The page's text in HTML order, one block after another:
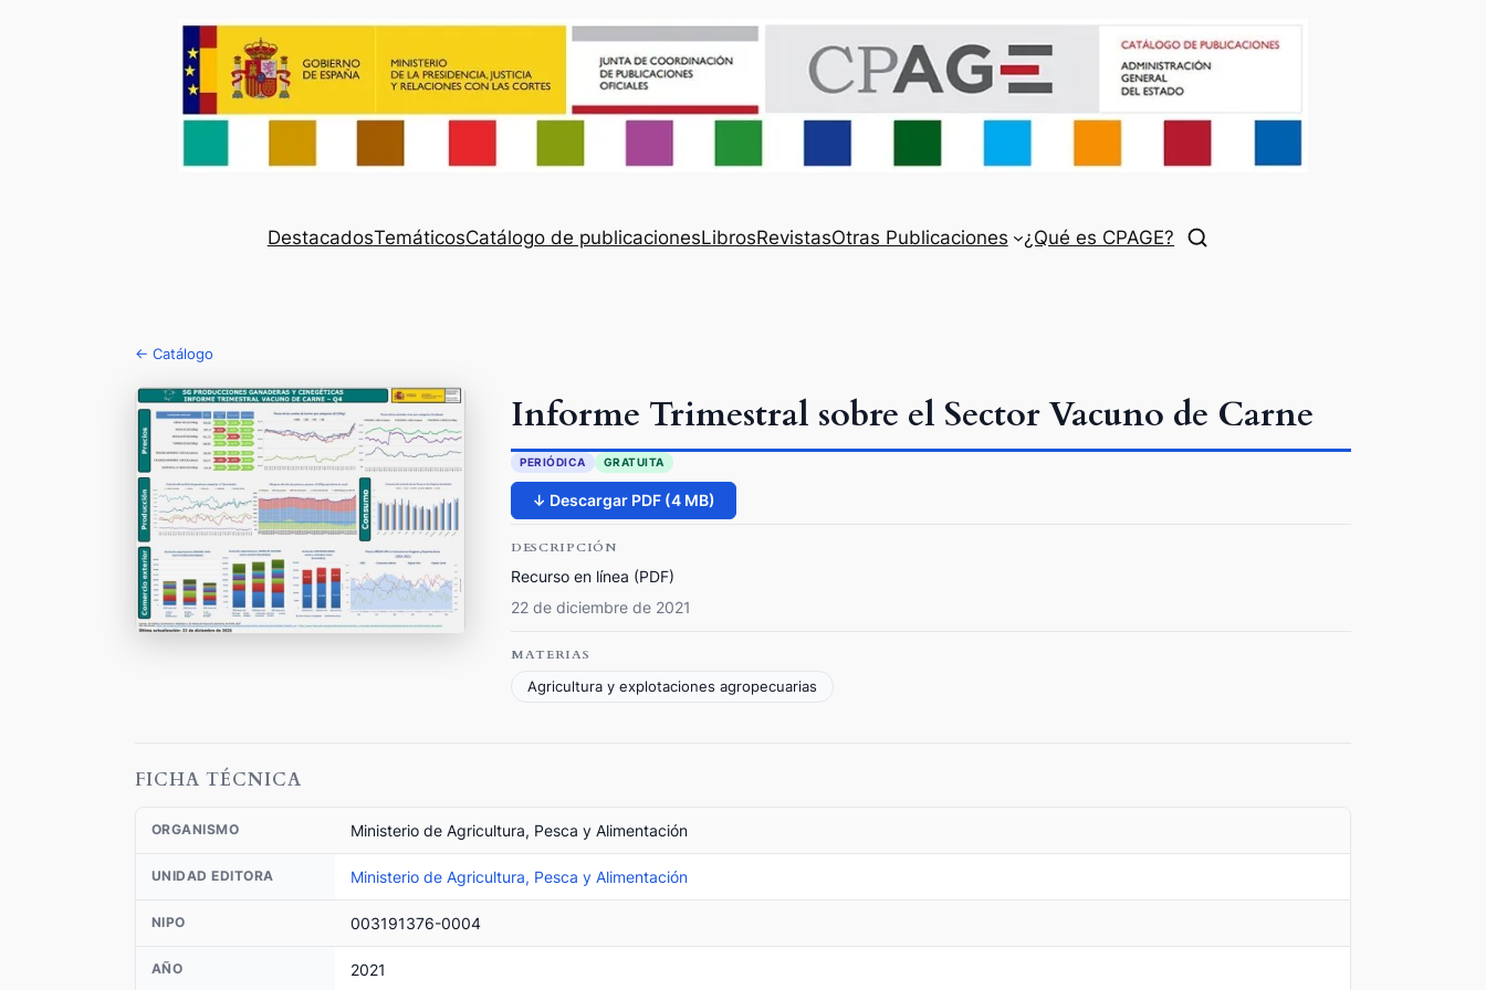
DestacadosTemáticosCatálogo de publicacionesLibrosRevistasOtras Publicaciones ¿Qué es CPAGE?
← Catálogo
Informe Trimestral sobre el Sector Vacuno de Carne
PERIÓDICA GRATUITA
↓ Descargar PDF (4 MB)
DESCRIPCIÓN
Recurso en línea (PDF)
22 de diciembre de 2021
MATERIAS
Agricultura y explotaciones agropecuarias
FICHA TÉCNICA
ORGANISMO Ministerio de Agricultura, Pesca y Alimentación
UNIDAD EDITORA Ministerio de Agricultura, Pesca y Alimentación
NIPO 003191376-0004
AÑO 2021